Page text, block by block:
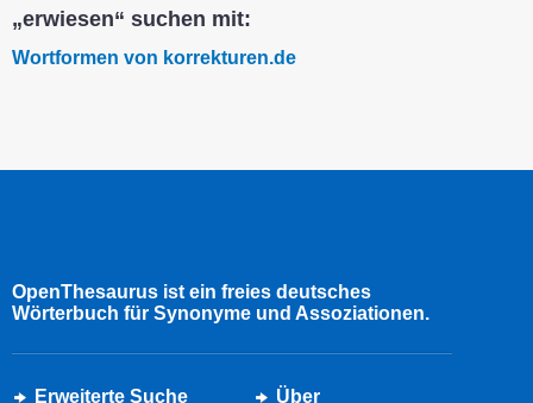
„erwiesen“ suchen mit:
Wortformen von korrekturen.de
OpenThesaurus ist ein freies deutsches
Wörterbuch für Synonyme und Assoziationen.
Erweiterte Suche Über